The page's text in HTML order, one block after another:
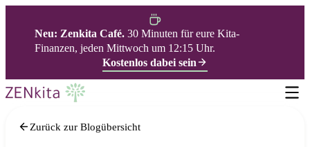
Neu: Zenkita Café.30 Minuten für eure Kita-
Finanzen, jeden Mittwoch um 12:15 Uhr.
Kostenlos dabei sein
Zurück zur Blogübersicht